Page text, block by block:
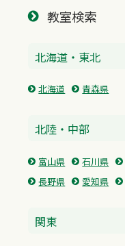
教室検索
北海道・東北
北海道 青森県
北陸・中部
富山県 石川県
長野県
愛知県
関東